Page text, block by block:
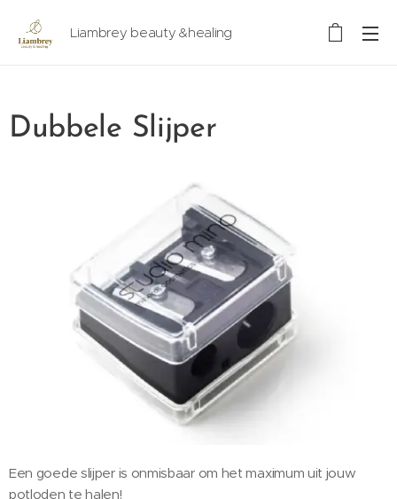
Liambrey beauty &healing
Dubbele Slijper
Een goede slijper is onmisbaar om het maximum uit jouw
potloden te halen!